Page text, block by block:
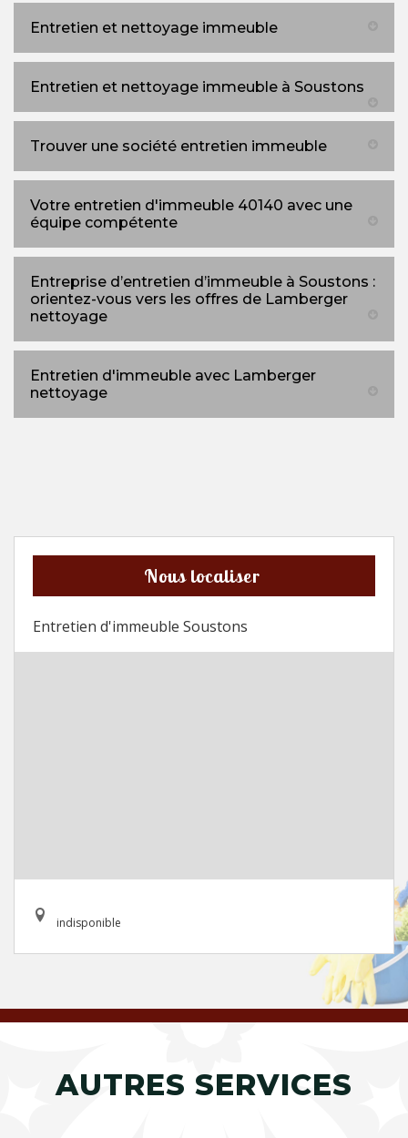
Entretien et nettoyage immeuble
Entretien et nettoyage immeuble à Soustons
Trouver une société entretien immeuble
Votre entretien d'immeuble 40140 avec une
équipe compétente
Entreprise d’entretien d’immeuble à Soustons :
orientez-vous vers les offres de Lamberger
nettoyage
Entretien d'immeuble avec Lamberger
nettoyage
Nous localiser
Entretien d'immeuble Soustons
indisponible
AUTRES SERVICES